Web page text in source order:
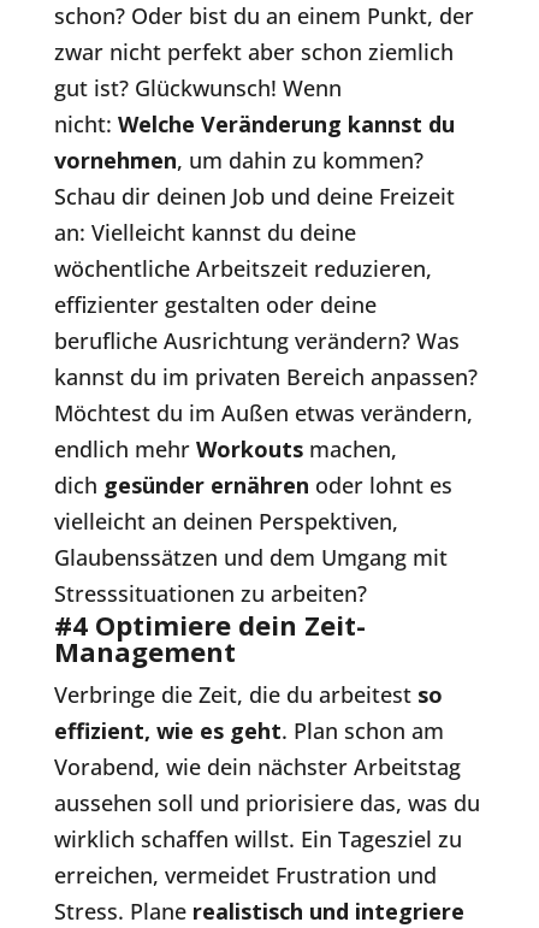
schon? Oder bist du an einem Punkt, der
zwar nicht perfekt aber schon ziemlich
gut ist? Glückwunsch! Wenn
nicht: Welche Veränderung kannst du
vornehmen, um dahin zu kommen?
Schau dir deinen Job und deine Freizeit
an: Vielleicht kannst du deine
wöchentliche Arbeitszeit reduzieren,
effizienter gestalten oder deine
berufliche Ausrichtung verändern? Was
kannst du im privaten Bereich anpassen?
Möchtest du im Außen etwas verändern,
endlich mehr Workoutsmachen,
dich gesünder ernähren oder lohnt es
vielleicht an deinen Perspektiven,
Glaubenssätzen und dem Umgang mit
Stresssituationen zu arbeiten?
#4 Optimiere dein Zeit-
Management
Verbringe die Zeit, die du arbeitest so
effizient, wie es geht. Plan schon am
Vorabend, wie dein nächster Arbeitstag
aussehen soll und priorisiere das, was du
wirklich schaffen willst. Ein Tagesziel zu
erreichen, vermeidet Frustration und
Stress. Plane realistisch und integriere